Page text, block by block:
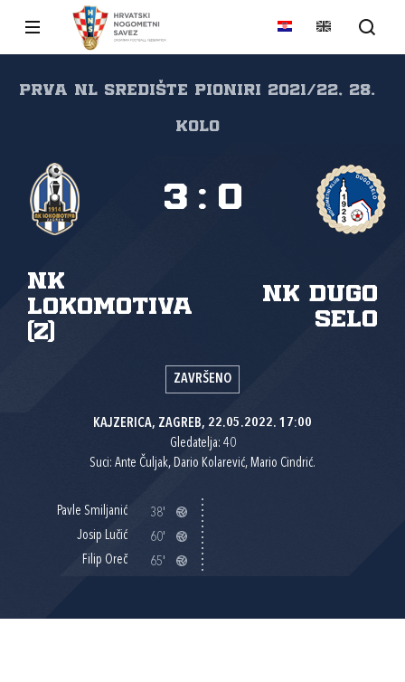
Prva NL Središte pioniri 2021/22, 28.
kolo
NK
Lokomotiva
(Z)
NK Dugo
Selo
3 : 0
ZAVRŠENO
KAJZERICA, ZAGREB, 22.05.2022. 17:00
Gledatelja: 40
Suci: Ante Čuljak, Dario Kolarević, Mario Cindrić.
Pavle Smiljanić
38'
Josip Lučić
60'
Filip Oreč
65'